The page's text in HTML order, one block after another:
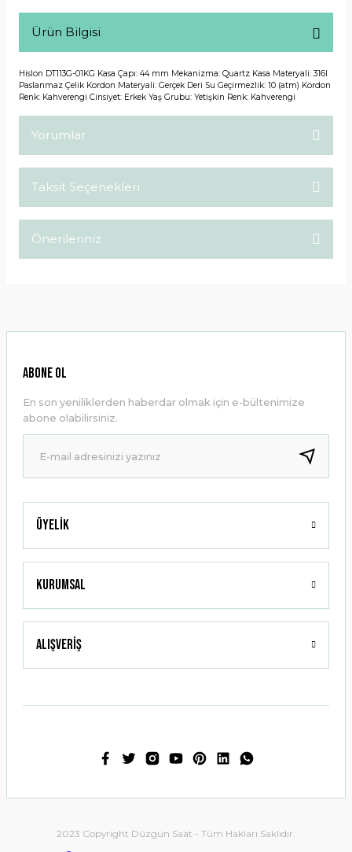
Ürün Bilgisi
Hislon DT113G-01KG Kasa Çapı: 44 mm Mekanizma: Quartz Kasa Materyali: 316l
Paslanmaz Çelik Kordon Materyali: Gerçek Deri Su Geçirmezlik: 10 (atm) Kordon
Renk: Kahverengi Cinsiyet: Erkek Yaş Grubu: Yetişkin Renk: Kahverengi
Yorumlar
Taksit Seçenekleri
Önerileriniz
Ürün resmi kalitesiz, bozuk veya görüntülenemiyor.
Ürün bilgilerinde hatalar bulunuyor.
Ürün fiyatı diğer sitelerden daha pahalı.
Bu ürüne benzer farklı alternatifler olmalı.
Gönder
Üyelik
Kurumsal
Alışveriş
ABONE OL
En son yeniliklerden haberdar olmak için e-bültenimize
abone olabilirsiniz.
2023 Copyright Düzgün Saat - Tüm Hakları Saklıdır.